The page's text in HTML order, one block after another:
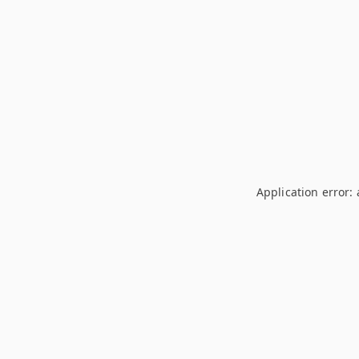
Application error: